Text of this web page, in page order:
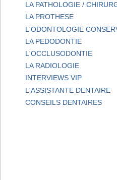
LA PATHOLOGIE /
LA PROTHESE
L'ODONTOLOGIE
LA PEDODONTIE
L'OCCLUSODONTIE
LA RADIOLOGIE
INTERVIEWS VIP
L'ASSISTANTE DENTAIRE
CONSEILS DENTAIRES